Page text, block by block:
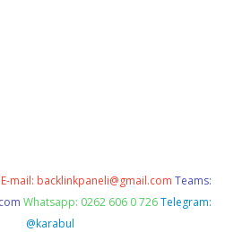
E-mail: backlinkpaneli@gmail.com Teams:
Whatsapp: 0262 606 0 726 Telegram:
@karabul